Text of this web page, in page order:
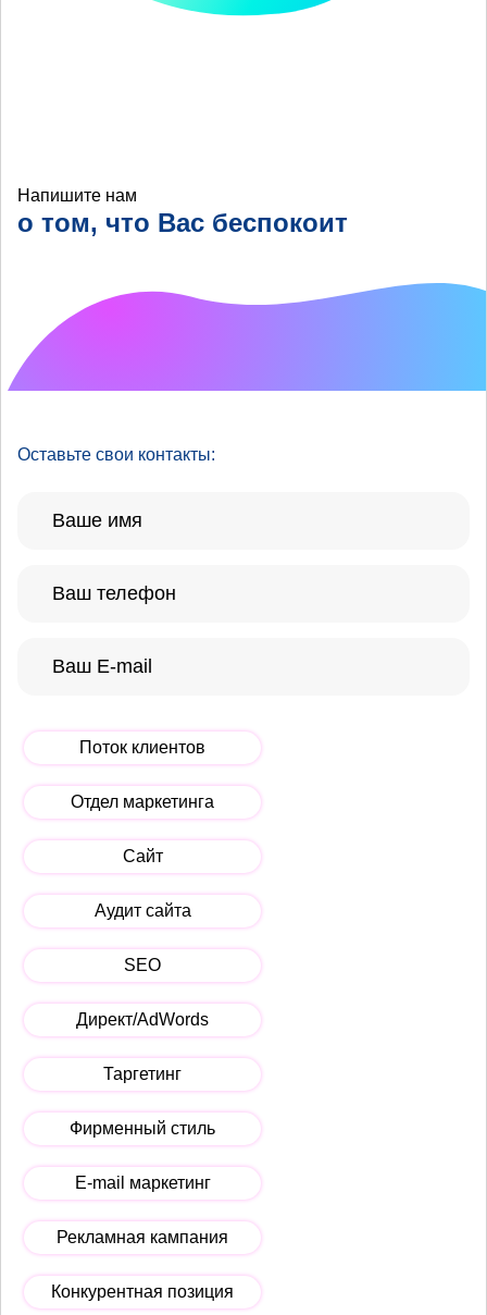
Напишите нам
о том, что Вас беспокоит
Оставьте свои контакты:
Поток клиентов
Отдел маркетинга
Сайт
Аудит сайта
SEO
Директ/AdWords
Таргетинг
Фирменный стиль
E-mail маркетинг
Рекламная кампания
Конкурентная позиция